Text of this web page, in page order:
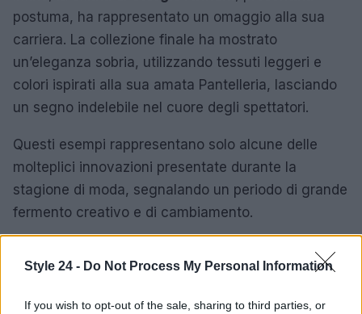
Style 24 - Do Not Process My Personal Information
If you wish to opt-out of the sale, sharing to third parties, or
postuma, ha rappresentato un omaggio alla sua
carriera. La collezione finale ha mostrato
un’eleganza sobria, utilizzando tessuti leggeri e
colori ispirati alla sua amata Pantelleria, lasciando
un segno indelebile nel cuore degli spettatori.
Questi esempi rappresentano solo alcune delle
molteplici innovazioni presentate durante la
stagione di moda, segnalando un periodo di grande
fermento creativo e di cambiamento.